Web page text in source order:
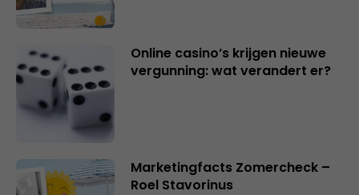
Online casino’s krijgen nieuwe
vergunning: wat verandert er?
Marketingfacts Zomercheck –
Roel Stavorinus